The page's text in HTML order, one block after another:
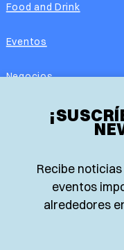
Recibe
eventos
alrededores
Food and Drink
Eventos
Negocios
Real Estate
Guía de Recursos